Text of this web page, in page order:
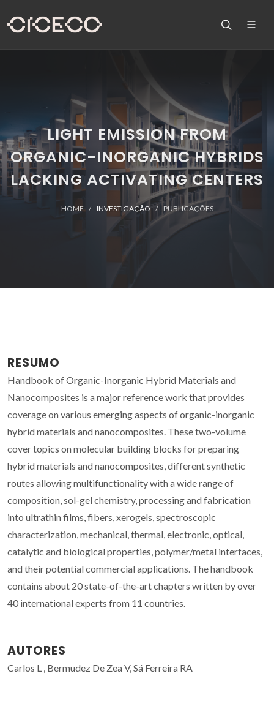
LIGHT EMISSION FROM
ORGANIC-INORGANIC HYBRIDS
LACKING ACTIVATING CENTERS
HOME INVESTIGAÇÃO PUBLICAÇÕES
RESUMO
Handbook of Organic-Inorganic Hybrid Materials and
Nanocomposites is a major reference work that provides
coverage on various emerging aspects of organic-inorganic
hybrid materials and nanocomposites. These two-volume
cover topics on molecular building blocks for preparing
hybrid materials and nanocomposites, different synthetic
routes allowing multifunctionality with a wide range of
composition, sol-gel chemistry, processing and fabrication
into ultrathin films, fibers, xerogels, spectroscopic
characterization, mechanical, thermal, electronic, optical,
catalytic and biological properties, polymer/metal interfaces,
and their potential commercial applications. The handbook
contains about 20 state-of-the-art chapters written by over
40 international experts from 11 countries.
AUTORES
Carlos L , Bermudez De Zea V, Sá Ferreira RA